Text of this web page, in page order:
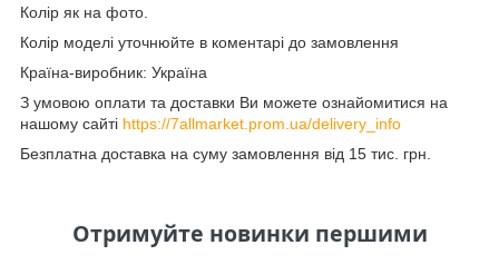
Колір як на фото.
Колір моделі уточнюйте в коментарі до замовлення
Країна-виробник: Україна
З умовою оплати та доставки Ви можете ознайомитися на
нашому сайті https://7allmarket.prom.ua/delivery_info
Безплатна доставка на суму замовлення від 15 тис. грн.
Отримуйте новинки першими